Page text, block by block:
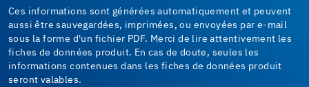
Ces informations sont générées automatiquement et peuvent
aussi être sauvegardées, imprimées, ou envoyées par e-mail
sous la forme d'un fichier PDF. Merci de lire attentivement les
fiches de données produit. En cas de doute, seules les
informations contenues dans les fiches de données produit
seront valables.